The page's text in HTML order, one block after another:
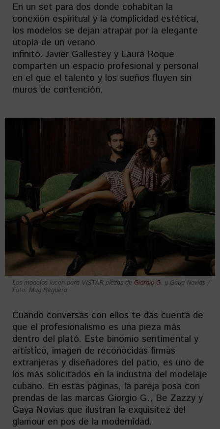
En un set para dos donde cohabitan la
conexión espiritual y la complicidad estética,
los modelos se dejan atrapar por la elegante
utopía de un verano
infinito. Javier Gallestey y Laura Roque
comparten un espacio profesional y personal
en el que el talento y los sueños fluyen sin
muros de contención.
Los modelos lucen para VISTAR piezas de Giorgio G. y Gaya Novias /
Foto: May Reguera
Cuando conversas con ellos te das cuenta de
que el profesionalismo es una pieza más
dentro del plató. Este binomio sentimental y
artístico, imagen de reconocidas firmas
extranjeras y diseñadores del patio, es uno de
los más solicitados en la industria del modelaje
cubano. En estas páginas, la pareja posa con
prendas de las marcas Giorgio G., Be Zazzy y
Gaya Novias que ilustran la exquisitez del
glamour en pos de la modernidad.